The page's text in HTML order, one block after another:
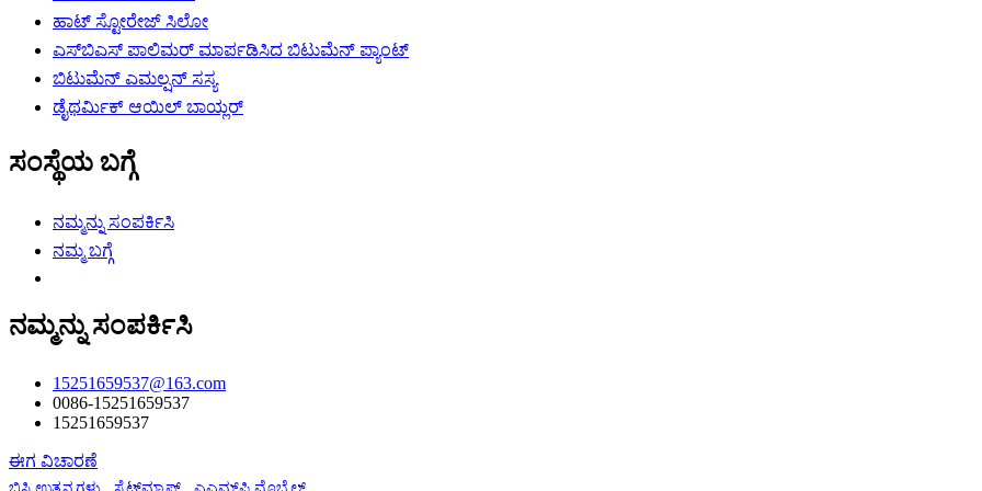
ಹಾಟ್ ಸ್ಟೋರೇಜ್ ಸಿಲೋ
ಎಸ್‌ಬಿಎಸ್ ಪಾಲಿಮರ್ ಮಾರ್ಪಡಿಸಿದ ಬಿಟುಮೆನ್ ಪ್ಯಾಂಟ್
ಬಿಟುಮೆನ್ ಎಮಲ್ಷನ್ ಸಸ್ಯ
ಡೈಥರ್ಮಿಕ್ ಆಯಿಲ್ ಬಾಯ್ಲರ್
ಸಂಸ್ಥೆಯ ಬಗ್ಗೆ
ನಮ್ಮನ್ನು ಸಂಪರ್ಕಿಸಿ
ನಮ್ಮ ಬಗ್ಗೆ
ನಮ್ಮನ್ನು ಸಂಪರ್ಕಿಸಿ
15251659537@163.com
0086-15251659537
15251659537
ಈಗ ವಿಚಾರಣೆ